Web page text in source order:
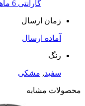
گارانتی 6 ماهه توسن سیستم
زمان ارسال
آماده ارسال
رنگ
سفید, مشکی
محصولات مشابه